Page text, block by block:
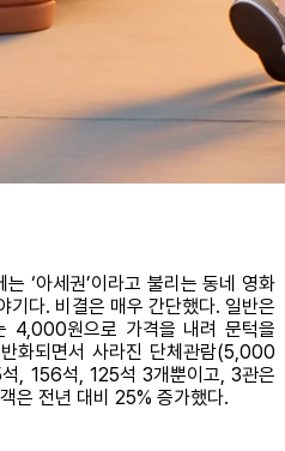
‘아세권’이라고 불리는 동네 영화
기다. 비결은 매우 간단했다. 일반은
4,000원으로 가격을 내려 문턱을
화되면서 사라진 단체관람(5,000
, 156석, 125석 3개뿐이고, 3관은
은 전년 대비 25% 증가했다.